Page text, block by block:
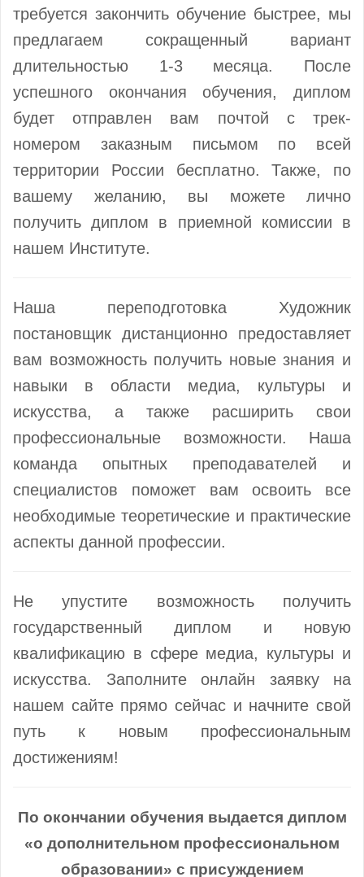
требуется закончить обучение быстрее, мы
предлагаем сокращенный вариант
длительностью 1-3 месяца. После
успешного окончания обучения, диплом
будет отправлен вам почтой с трек-
номером заказным письмом по всей
территории России бесплатно. Также, по
вашему желанию, вы можете лично
получить диплом в приемной комиссии в
нашем Институте.
Наша переподготовка Художник
постановщик дистанционно предоставляет
вам возможность получить новые знания и
навыки в области медиа, культуры и
искусства, а также расширить свои
профессиональные возможности. Наша
команда опытных преподавателей и
специалистов поможет вам освоить все
необходимые теоретические и практические
аспекты данной профессии.
Не упустите возможность получить
государственный диплом и новую
квалификацию в сфере медиа, культуры и
искусства. Заполните онлайн заявку на
нашем сайте прямо сейчас и начните свой
путь к новым профессиональным
достижениям!
По окончании обучения выдается диплом
«о дополнительном профессиональном
образовании» с присуждением